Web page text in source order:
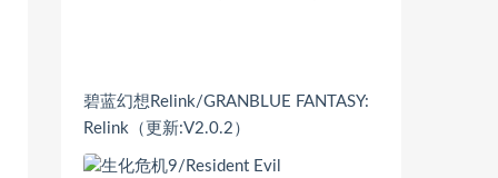
碧蓝幻想Relink/GRANBLUE FANTASY:
Relink（更新:V2.0.2）